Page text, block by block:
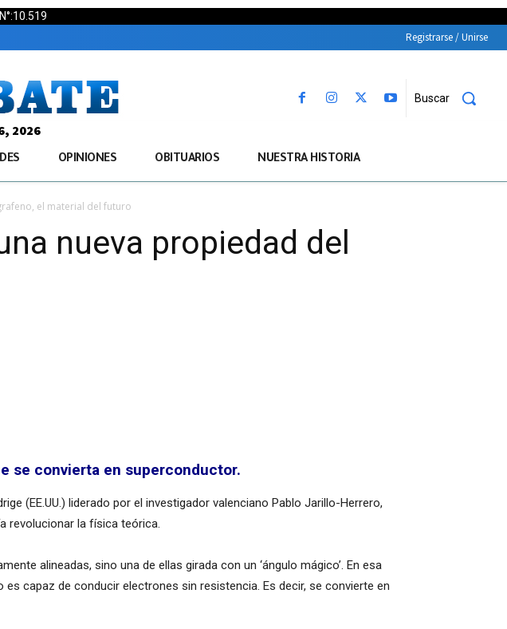
Registrarse / Unirse
Buscar
2026
OPINIONES OBITUARIOS NUESTRA HISTORIA
el material del futuro
nueva propiedad del
se convierta en superconductor.
(EE.UU.) liderado por el investigador valenciano Pablo Jarillo-Herrero,
revolucionar la física teórica.
alineadas, sino una de ellas girada con un ‘ángulo mágico’. En esa
capaz de conducir electrones sin resistencia. Es decir, se convierte en